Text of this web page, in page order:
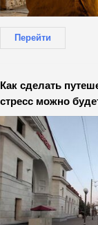
Перейти
Как сделать
стресс можно